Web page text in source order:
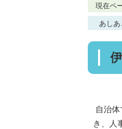
現在ペ
あしあ
自治
き、人